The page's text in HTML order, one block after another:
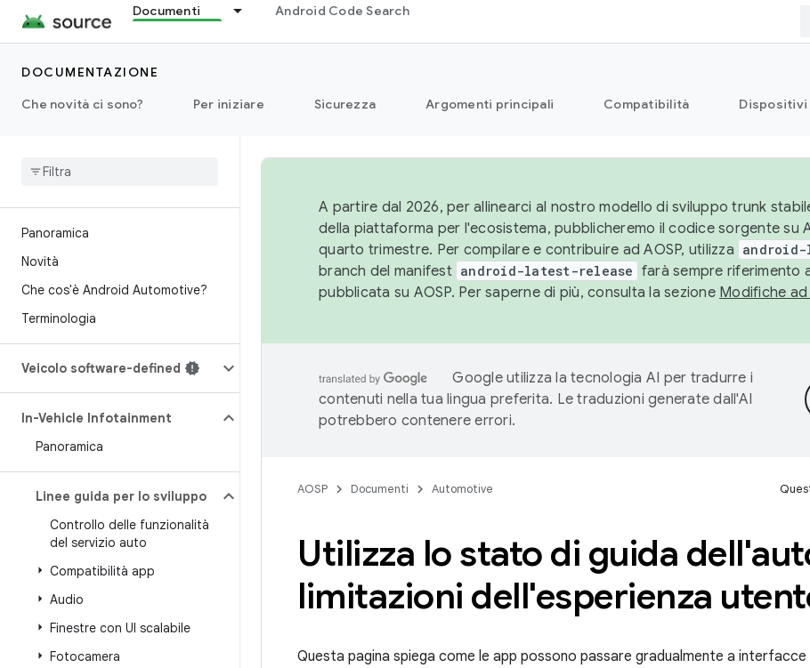
Documenti Android Code Search
DOCUMENTAZIONE
Che novità ci sono?
Per iniziare Sicurezza Argomenti principali Compatibilità Dispositivi
Panoramica
Novità
Che cos'è Android Automotive?
Terminologia
Veicolo software-defined
In-Vehicle Infotainment
Panoramica
Linee guida per lo sviluppo
Controllo delle funzionalità
del servizio auto
Compatibilità app
Audio
Finestre con UI scalabile
Fotocamera
A partire dal 2026, per allinearci al nostro modello di sviluppo trunk
della piattaforma per l'ecosistema, pubblicheremo il codice sorgente su
quarto trimestre. Per compilare e contribuire ad AOSP, utilizza
branch del manifest android-latest-release farà sempre riferimento
pubblicata su AOSP. Per saperne di più, consulta la sezione Modifiche ad
Google utilizza la tecnologia AI per tradurre i
contenuti nella tua lingua preferita. Le traduzioni generate dall'AI
potrebbero contenere errori.
AOSP Documenti Automotive
Utilizza lo stato di guida
limitazioni dell'esperienza
Questa pagina spiega come le app possono passare gradualmente a